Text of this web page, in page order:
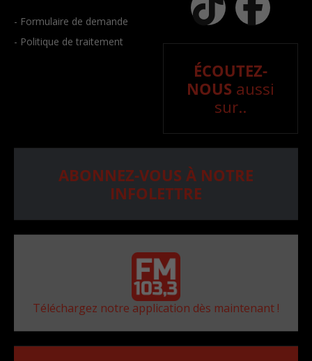
- Formulaire de demande
- Politique de traitement
ÉCOUTEZ-
NOUS aussi
sur..
ABONNEZ-VOUS À NOTRE
INFOLETTRE
Téléchargez notre application dès maintenant !